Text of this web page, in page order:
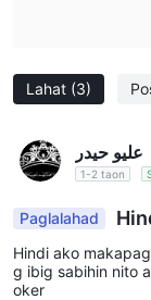
Lahat (3)
عليو حيدر
1-2 taon
Paglalahad
Hindi ako
g ibig sabihin nito
oker